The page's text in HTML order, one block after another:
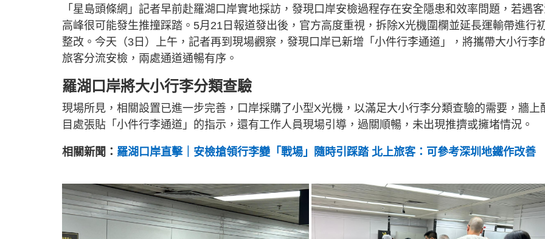
「星島頭條網」記者早前赴羅湖口岸實地採訪，發現口岸安檢過程存在安全隱患和效率問題，若遇
高峰很可能發生推撞踩踏。5月21日報道發出後，官方高度重視，拆除X光機圍欄並延長運輸帶進行
整改。今天（3日）上午，記者再到現場觀察，發現口岸已新增「小件行李通道」，將攜帶大小行李
旅客分流安檢，兩處通道通暢有序。
羅湖口岸將大小行李分類查驗
現場所見，相關設置已進一步完善，口岸採購了小型X光機，以滿足大小行李分類查驗的需要，牆上
目處張貼「小件行李通道」的指示，還有工作人員現場引導，過關順暢，未出現推擠或擁堵情況。
相關新聞： 羅湖口岸直擊｜安檢搶領行李變「戰場」隨時引踩踏 北上旅客：可參考深圳地鐵作改善